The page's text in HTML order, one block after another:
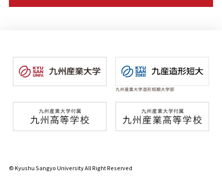
© Kyushu Sangyo University All Right Reserved